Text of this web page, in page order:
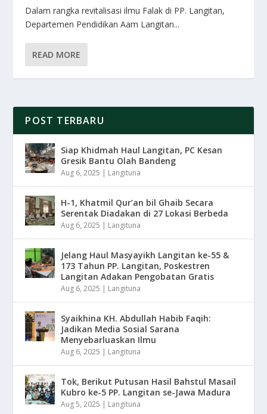
Dalam rangka revitalisasi ilmu Falak di PP. Langitan,
Departemen Pendidikan Aam Langitan...
READ MORE
POST TERBARU
Siap Khidmah Haul Langitan, PC Kesan
Gresik Bantu Olah Bandeng
Aug 6, 2025 | Langituna
H-1, Khatmil Qur’an bil Ghaib Secara
Serentak Diadakan di 27 Lokasi Berbeda
Aug 6, 2025 | Langituna
Jelang Haul Masyayikh Langitan ke-55 &
173 Tahun PP. Langitan, Poskestren
Langitan Adakan Pengobatan Gratis
Aug 6, 2025 | Langituna
Syaikhina KH. Abdullah Habib Faqih:
Jadikan Media Sosial Sarana
Menyebarluaskan Ilmu
Aug 6, 2025 | Langituna
Tok, Berikut Putusan Hasil Bahstul Masail
Kubro ke-5 PP. Langitan se-Jawa Madura
Aug 5, 2025 | Langituna